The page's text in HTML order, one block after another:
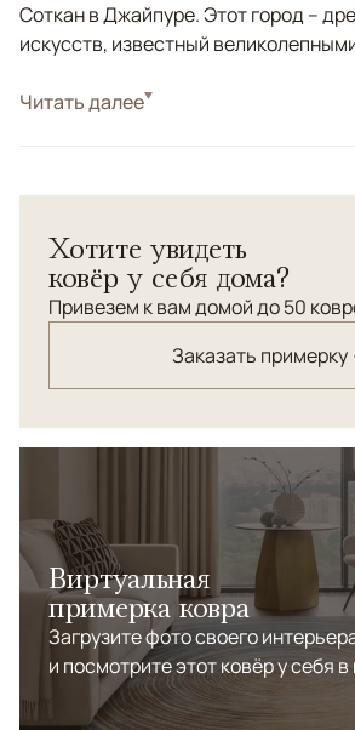
Соткан в Джайпуре. Этот город –
искусств, известный
СтильКлассические
исполнении в светлых тонах.
с применением структурной стрижки
Читать далее
Хотите увидеть
ковёр у себя дома?
Привезем к вам домой до 50
Заказать
Виртуальная
примерка ковра
Загрузите фото своего
и посмотрите этот ковёр у себя